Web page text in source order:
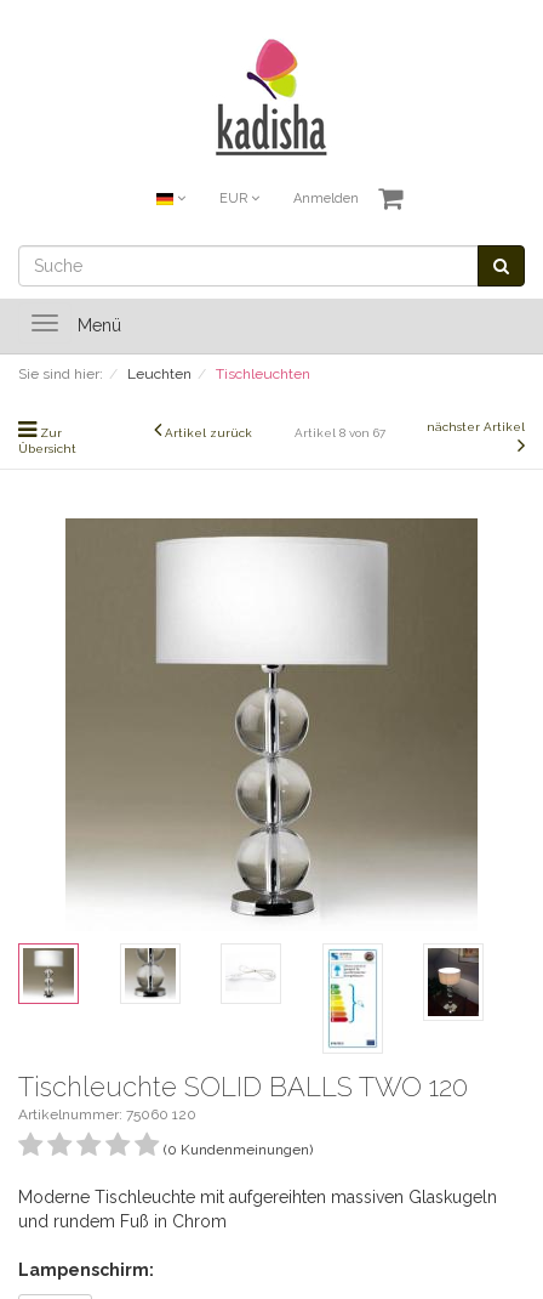
EUR Anmelden
ToggleMenü
Sie sind hier: Leuchten Tischleuchten
Zur
Übersicht
Artikel zurück Artikel 8 von 67 nächster Artikel
Tischleuchte SOLID BALLS TWO 120
Artikelnummer: 75060 120
(0 Kundenmeinungen)
Moderne Tischleuchte mit aufgereihten massiven Glaskugeln
und rundem Fuß in Chrom
Lampenschirm: